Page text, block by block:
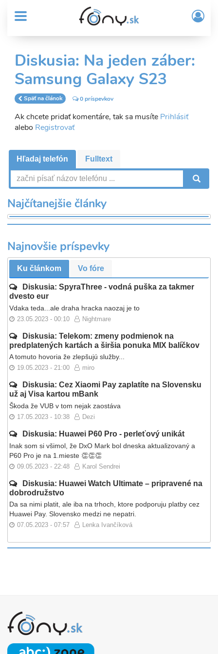
obsah
MENU
Sub
Header
menu
User
account
menu
/
Diskusia: Na jeden záber:
Samsung Galaxy S23
Späť na článok 0 príspevkov
Ak chcete pridať komentáre, tak sa musíte Prihlásiť
alebo Registrovať
Hľadaj telefón Fulltext
Najčítanejšie články
Najnovšie príspevky
Ku článkom Vo fóre
Diskusia: SpyraThree - vodná puška za takmer
dvesto eur
Vdaka teda...ale draha hracka naozaj je to
23.05.2023 - 00:10 Nightmare
Diskusia: Telekom: zmeny podmienok na
predplatených kartách a širšia ponuka MIX balíčkov
A tomuto hovoria že zlepšujú služby...
19.05.2023 - 21:00 miro
Diskusia: Cez Xiaomi Pay zaplatíte na Slovensku
už aj Visa kartou mBank
Škoda že VUB v tom nejak zaostáva
17.05.2023 - 10:38 Dezi
Diskusia: Huawei P60 Pro - perleťový unikát
Inak som si všimol, že DxO Mark bol dneska aktualizovaný a
P60 Pro je na 1.mieste 👏👏👏
09.05.2023 - 22:48 Karol Sendrei
Diskusia: Huawei Watch Ultimate – pripravené na
dobrodružstvo
Da sa nimi platit, ale iba na trhoch, ktore podporuju platby cez
Huawei Pay. Slovensko medzi ne nepatri.
07.05.2023 - 07:57 Lenka Ivančíková